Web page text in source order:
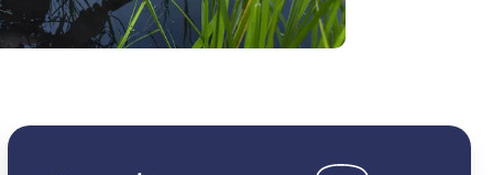
Teichanlage